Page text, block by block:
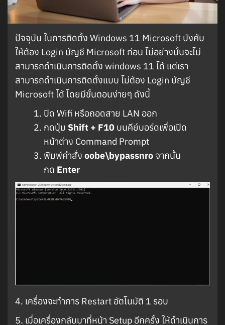
ปัจจุบัน ในการติดตั้ง Windows 11 Microsoft บังคับ
ให้ต้อง Login บัญชี Microsoft ก่อน ไม่อย่างนั้นจะไม่
สามารถดำเนินการติดตั้ง windows 11 ได้ แต่เรา
สามารถดำเนินการติดตั้งแบบ ไม่ต้อง Login บัญชี
Microsoft ได้ โดยมีขั้นตอนง่ายๆ ดังนี้
ปิด Wifi หรือถอดสาย LAN ออก
กดปุ่ม Shift + F10 บนคีย์บอร์ดเพื่อเปิด
หน้าต่าง Command Prompt
พิมพ์คำสั่ง oobe\bypassnro จากนั้น
กด Enter
4. เครื่องจะทำการ Restart อัตโนมัติ 1 รอบ
5. เมื่อเครื่องกลับมาที่หน้า Setup อีกครั้ง ให้ดำเนินการ